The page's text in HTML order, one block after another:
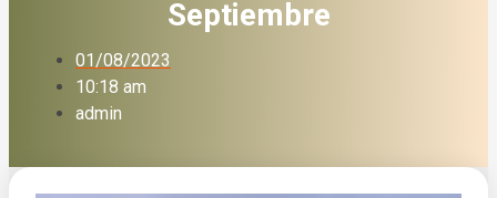
Septiembre
01/08/2023
10:18 am
admin